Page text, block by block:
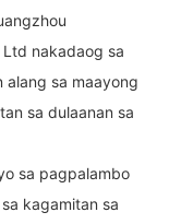
nakadaog sa
sa maayong
sa dulaanan sa
sa pagpalambo
kagamitan sa